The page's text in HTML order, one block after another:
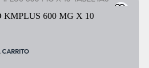
(ACETAMINOFEN /
TABLETAS